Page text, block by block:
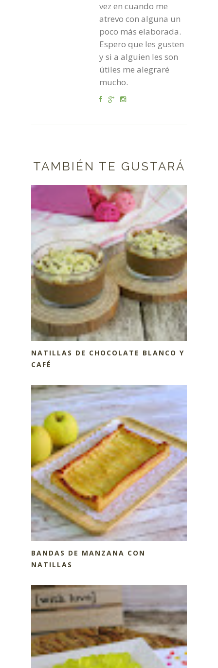
vez en cuando me
atrevo con alguna un
poco más elaborada.
Espero que les gusten
y si a alguien les son
útiles me alegraré
mucho.
TAMBIÉN TE GUSTARÁ
NATILLAS DE CHOCOLATE BLANCO Y
CAFÉ
BANDAS DE MANZANA CON
NATILLAS